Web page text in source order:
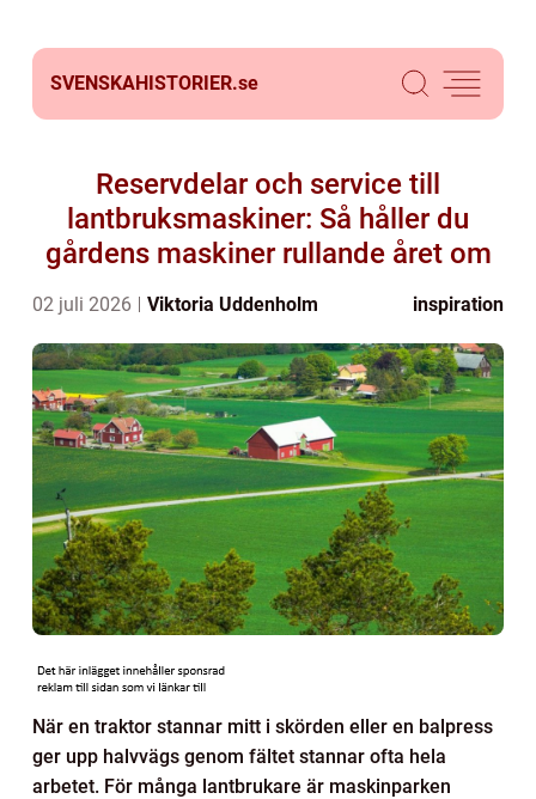
SVENSKAHISTORIER.se
Reservdelar och service till
lantbruksmaskiner: Så håller du
gårdens maskiner rullande året om
02 juli 2026 Viktoria Uddenholm inspiration
När en traktor stannar mitt i skörden eller en balpress
ger upp halvvägs genom fältet stannar ofta hela
arbetet. För många lantbrukare är maskinparken